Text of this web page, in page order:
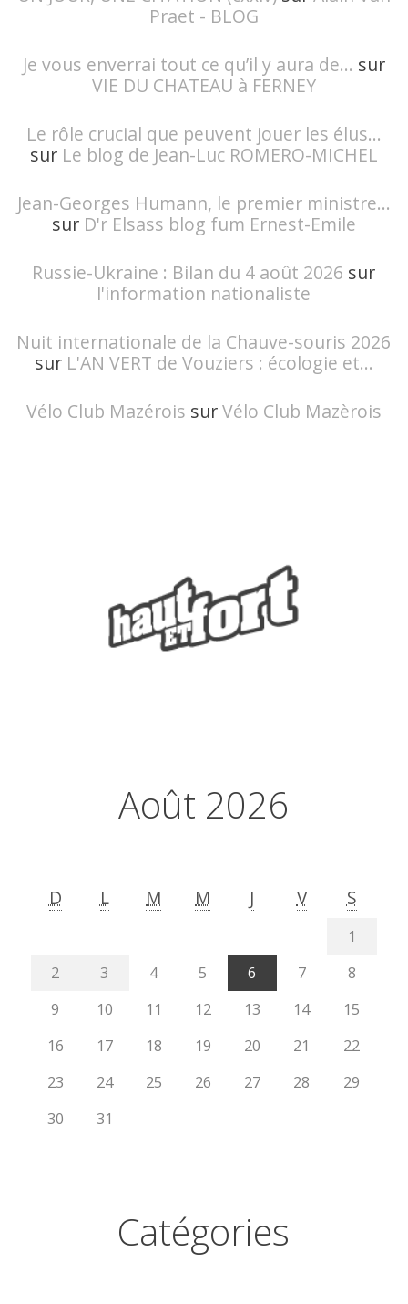
Praet - BLOG
Je vous enverrai tout ce qu’il y aura de... sur
VIE DU CHATEAU à FERNEY
Le rôle crucial que peuvent jouer les élus...
sur Le blog de Jean-Luc ROMERO-MICHEL
Jean-Georges Humann, le premier ministre...
sur D'r Elsass blog fum Ernest-Emile
Russie-Ukraine : Bilan du 4 août 2026 sur
l'information nationaliste
Nuit internationale de la Chauve-souris 2026
sur L'AN VERT de Vouziers : écologie et...
Vélo Club Mazérois surVélo Club Mazèrois
Août 2026
D L M M J V S
1
2
3 4 5 6 7
8
9
10 11 12 13 14
15
16
17 18 19 20 21
22
23
24 25 26 27 28
29
30
31
Catégories